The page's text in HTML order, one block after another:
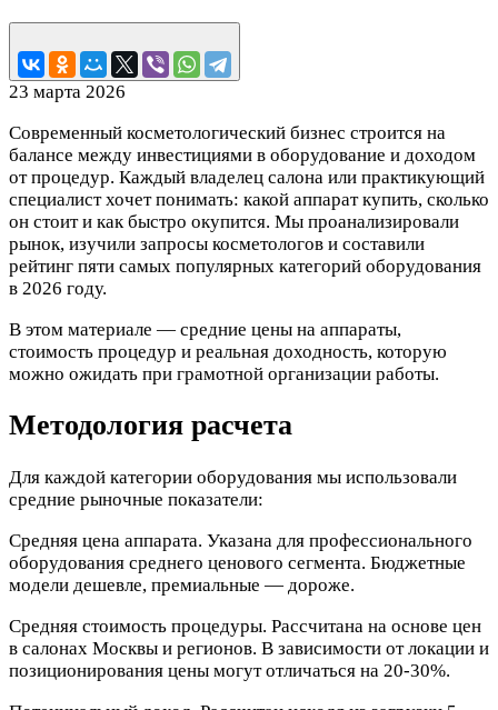
23 марта 2026
Современный косметологический бизнес строится на
балансе между инвестициями в оборудование и доходом
от процедур. Каждый владелец салона или практикующий
специалист хочет понимать: какой аппарат купить, сколько
он стоит и как быстро окупится. Мы проанализировали
рынок, изучили запросы косметологов и составили
рейтинг пяти самых популярных категорий оборудования
в 2026 году.
В этом материале — средние цены на аппараты,
стоимость процедур и реальная доходность, которую
можно ожидать при грамотной организации работы.
Методология расчета
Для каждой категории оборудования мы использовали
средние рыночные показатели:
Средняя цена аппарата. Указана для профессионального
оборудования среднего ценового сегмента. Бюджетные
модели дешевле, премиальные — дороже.
Средняя стоимость процедуры. Рассчитана на основе цен
в салонах Москвы и регионов. В зависимости от локации и
позиционирования цены могут отличаться на 20-30%.